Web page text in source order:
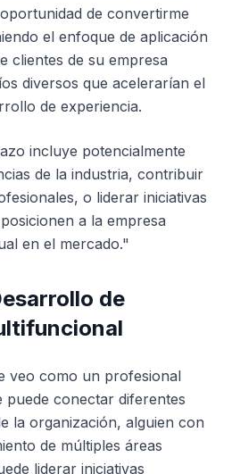
de convertirme
el enfoque de aplicación
clientes de su empresa
diversos que acelerarían el
de experiencia.
incluye potencialmente
de la industria, contribuir
o liderar iniciativas
a la empresa
en el mercado."
de
veo como un profesional
puede conectar diferentes
la organización, alguien con
de múltiples áreas
liderar iniciativas